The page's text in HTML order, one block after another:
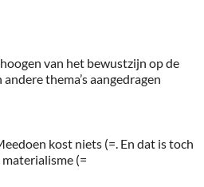
van het bewustzijn op de
thema’s aangedragen
kost niets (=. En dat is toch
(=